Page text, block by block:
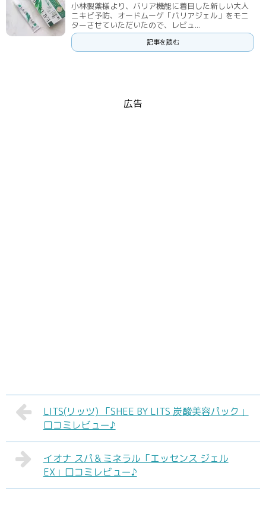
小林製薬様より、バリア機能に着目した新しい大人
ニキビ予防、オードムーゲ「バリアジェル」をモニ
ターさせていただいたので、レビュ...
記事を読む
広告
LITS(リッツ) 「SHEE BY LITS 炭酸美容パック」
口コミレビュー♪
イオナ スパ＆ミネラル「エッセンス ジェル
EX」口コミレビュー♪